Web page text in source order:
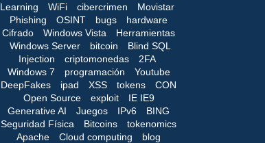
Learning
WiFi cibercrimen
Movistar
Phishing
OSINT bugs
hardware
Cifrado
Windows Vista
Herramientas
Windows Server
bitcoin
Blind SQL
Injection
criptomonedas
2FA
Windows 7
programación
Youtube
DeepFakes
ipad XSS tokens
CON
Open Source
exploit
IE IE9
Generative AI
Juegos IPv6
BING
Seguridad Física
Bitcoins
tokenomics
Apache
Cloud computing
blog